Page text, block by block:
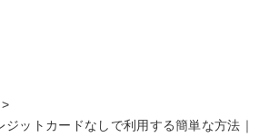
>
ジットカードなしで利用する簡単な方法｜